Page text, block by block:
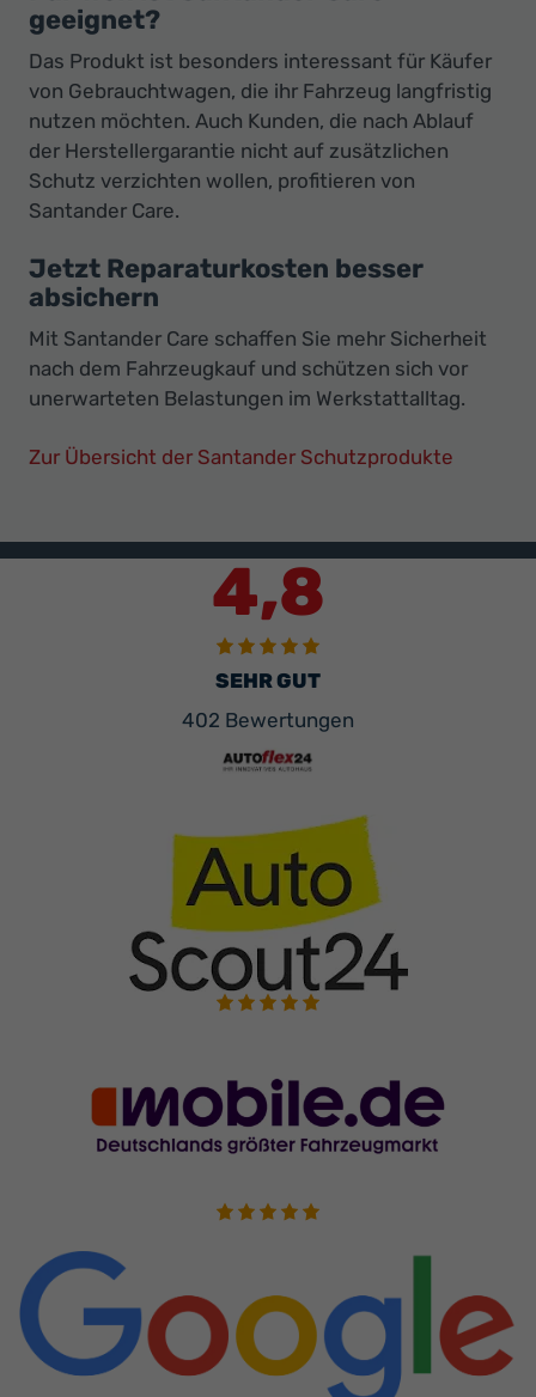
geeignet?
Das Produkt ist besonders interessant für Käufer
von Gebrauchtwagen, die ihr Fahrzeug langfristig
nutzen möchten. Auch Kunden, die nach Ablauf
der Herstellergarantie nicht auf zusätzlichen
Schutz verzichten wollen, profitieren von
Santander Care.
Jetzt Reparaturkosten besser
absichern
Mit Santander Care schaffen Sie mehr Sicherheit
nach dem Fahrzeugkauf und schützen sich vor
unerwarteten Belastungen im Werkstattalltag.
Zur Übersicht der Santander Schutzprodukte
4,8
SEHR GUT
402 Bewertungen